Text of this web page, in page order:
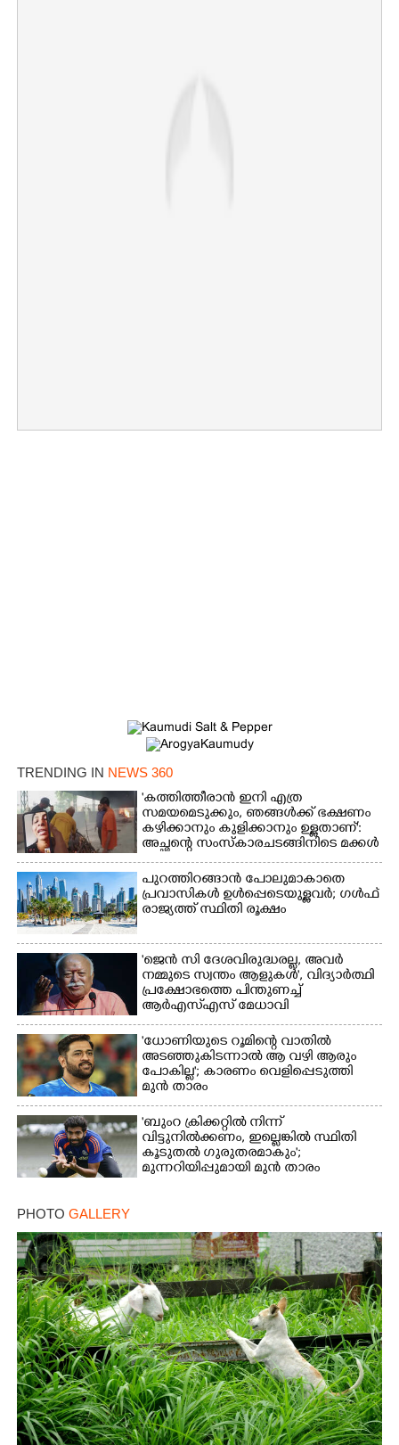
TRENDING IN NEWS 360
'കത്തിത്തീരാൻ ഇനി എത്ര
സമയമെടുക്കും, ഞങ്ങൾക്ക് ഭക്ഷണം
കഴിക്കാനും കുളിക്കാനും ഉള്ളതാണ്':
അച്ഛന്റെ സംസ്കാരചടങ്ങിനിടെ മക്കൾ
പുറത്തിറങ്ങാൻ പോലുമാകാതെ
പ്രവാസികൾ ഉൾപ്പെടെയുള്ളവർ; ഗൾഫ്
രാജ്യത്ത് സ്ഥിതി രൂക്ഷം
'ജെൻ സി ദേശവിരുദ്ധരല്ല, അവർ
നമ്മുടെ സ്വന്തം ആളുകൾ', വിദ്യാർത്ഥി
പ്രക്ഷോഭത്തെ പിന്തുണച്ച്
ആർഎസ്‌എസ് മേധാവി
'ധോണിയുടെ റൂമിന്റെ വാതിൽ
അടഞ്ഞുകിടന്നാൽ ആ വഴി ആരും
പോകില്ല'; കാരണം വെളിപ്പെടുത്തി
മുൻ താരം
'ബുംറ ക്രിക്കറ്റിൽ നിന്ന്
വിട്ടുനിൽക്കണം, ഇല്ലെങ്കിൽ സ്ഥിതി
കൂടുതൽ ഗുരുതരമാകും';
മുന്നറിയിപ്പുമായി മുൻ താരം
PHOTO GALLERY
Copy Link